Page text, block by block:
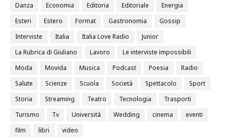
Danza
Economia Editoria Editoriale
Energia
Esteri
Estero Format Gastronomia
Gossip
Interviste
Italia Italia Love Radio
Junior
La Rubrica di Giuliano
Lavoro
Le interviste impossibili
Moda
Movida Musica Podcast Poesia
Radio
Salute
Scienze Scuola Società Spettacolo
Sport
Storia
Streaming Teatro Tecnologia
Trasporti
Turismo
Tv Università Wedding cinema
eventi
film
libri video